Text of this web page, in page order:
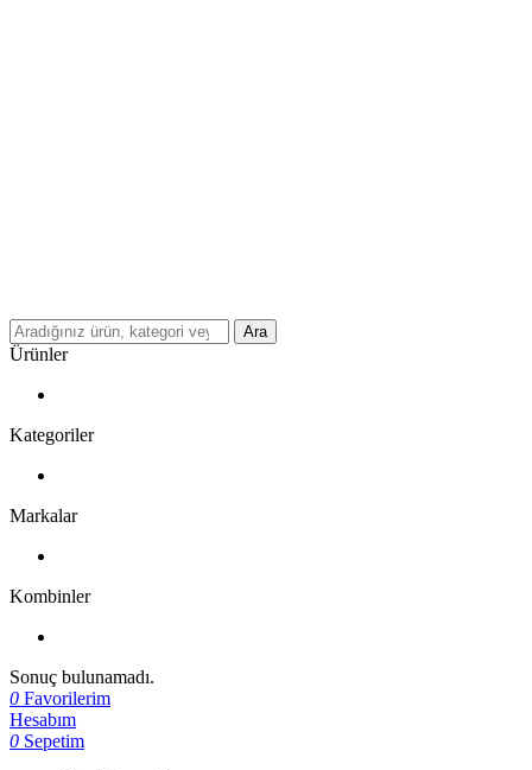
Ara
Ürünler
Kategoriler
Markalar
Kombinler
Sonuç bulunamadı.
0 Favorilerim
Hesabım
0 Sepetim